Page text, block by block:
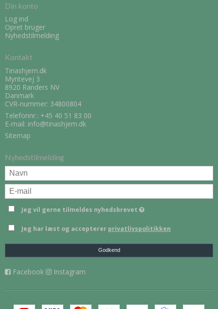
Din konto
Log ind
Opret bruger
Nyhedstilmelding
Kontakt
Tinashjem.dk
Myntevej 3
8920 Randers NV
Danmark
CVR-nummer: 34800804
Telefonnr.: +45 40 51 83 00
E-mail: info@tinashjem.dk
Sitemap
Nyhedstilmelding
Jeg vil gerne tilmeldes nyhedsbrevet
Jeg har læst og accepterer privatlivspolitikken
Godkend
Facebook Instagram